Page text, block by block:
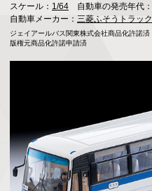
スケール： 1/64 自動車の発売年代：
自動車メーカー： 三菱ふそうトラッ
ジェイアールバス関東株式会社商品化許諾済
版権元商品化許諾申請済